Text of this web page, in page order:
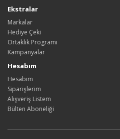
Ekstralar
Markalar
Hediye Çeki
Ortaklık Programı
Kampanyalar
Hesabım
Hesabım
Siparişlerim
Alışveriş Listem
Bülten Aboneliği